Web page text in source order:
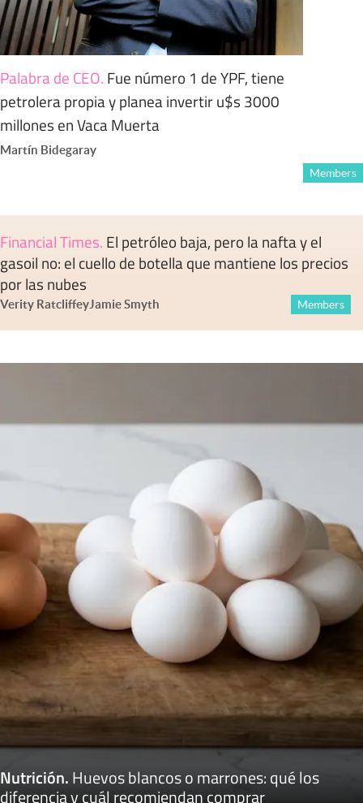
Palabra de CEO. Fue número 1 de YPF, tiene
petrolera propia y planea invertir u$s 3000
millones en Vaca Muerta
Martín Bidegaray
Members
Financial Times. El petróleo baja, pero la nafta y el
gasoil no: el cuello de botella que mantiene los precios
por las nubes
Verity RatcliffeyJamie Smyth Members
Nutrición.Huevos blancos o marrones: qué los
diferencia y cuál recomiendan comprar